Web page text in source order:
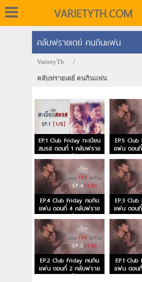
VARIETYTH.COM
คลับฟรายเดย์ คนกินแฟน
VarietyTh /
คลับฟรายเดย์ คนกินแฟน
EP.1 Club Friday ทะเบียน
สมรส ตอนที่ 1 คลับฟราย
เดย์
EP.5
แฟน ตอน
EP.4 Club Friday คนกิน
แฟน ตอนที่ 4 คลับฟราย
เดย์
EP.3
แฟน ตอน
EP.2 Club Friday คนกิน
แฟน ตอนที่ 2 คลับฟราย
เดย์
EP.1
แฟน ตอน